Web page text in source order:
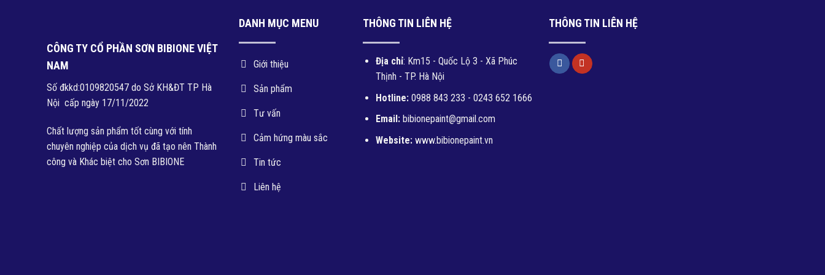
CÔNG TY CỔ PHẦN SƠN BIBIONE VIỆT
NAM
Số đkkd:0109820547 do Sở KH&ĐT TP Hà
Nội cấp ngày 17/11/2022
Chất lượng sản phẩm tốt cùng với tính
chuyên nghiệp của dịch vụ đã tạo nên Thành
công và Khác biệt cho Sơn BIBIONE
DANH MỤC MENU
Giới thiệu
Sản phẩm
Tư vấn
Cảm hứng màu sắc
Tin tức
Liên hệ
THÔNG TIN LIÊN HỆ
Địa chỉ: Km15 - Quốc Lộ 3 - Xã Phúc
Thịnh - TP. Hà Nội
Hotline: 0988 843 233 - 0243 652 1666
Email:bibionepaint@gmail.com
Website:www.bibionepaint.vn
THÔNG TIN LIÊN HỆ